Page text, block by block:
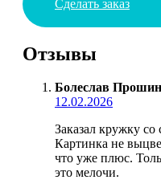
Сделать заказ
Отзывы
Болеслав Прошин
12.02.2026
Заказал кружку
Картинка не
что уже плюс.
это мелочи.